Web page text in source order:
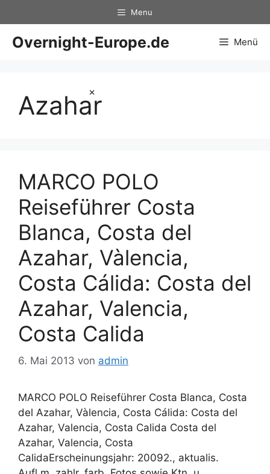
×
Inhalt
springen
Menu
Overnight-Europe.de Menü
Azahar
MARCO POLO
Reiseführer Costa
Blanca, Costa del
Azahar, Vàlencia,
Costa Cálida: Costa del
Azahar, Valencia,
Costa Calida
6. Mai 2013 von admin
MARCO POLO Reiseführer Costa Blanca, Costa
del Azahar, Vàlencia, Costa Cálida: Costa del
Azahar, Valencia, Costa Calida Costa del
Azahar, Valencia, Costa
CalidaErscheinungsjahr: 20092., aktualis.